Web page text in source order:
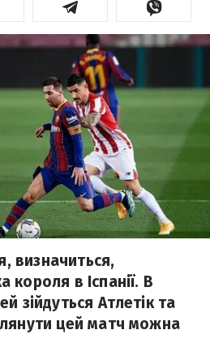
визначиться,
в Іспанії. В
зійдуться Атлетік та
цей матч можна